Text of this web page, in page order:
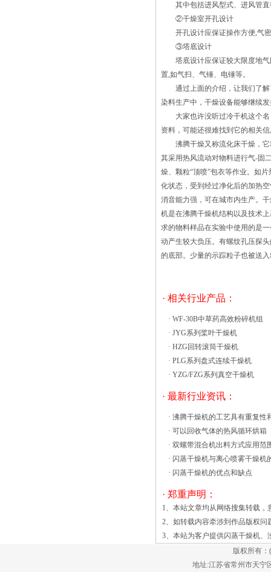
其中包括进风型式、进风管直
②干燥室开孔设计
开孔设计应保证操作方便,气密
③塔底设计
塔底设计应保证较大限度地气
置,如气扫、气锤、电锤等。
通过上面的介绍，让我们了解
染料生产中，干燥设备能够继续
大家也许没听过冷干机这个名
资料，可能还很难找到它的相关
沸腾干燥又称流化床干燥，它
其采用热风流动对物料进行气-固
燥、颗粒“顶喷”包衣等作业。
化状态，受到经过净化后的加热
消音能力强，可在城市内生产。
机是在沸腾干燥机结构以及技术
求的物料样品在实验中使用的是
动产生较大负压。有螺纹孔压探
的底部。少量的示踪粒子也被送
· 相关行业产品：
· WF-30B中草药高效粉碎机组
· JYG系列桨叶干燥机
· HZG回转滚筒干燥机
· PLG系列盘式连续干燥机
· YZG/FZG系列真空干燥机
· 最新行业资讯：
· 沸腾干燥机的工艺具有重复性
· 可以回收气体的热风循环烘箱
· 双螺带混合机出料方式应用范
· 闪蒸干燥机与离心喷雾干燥机
· 闪蒸干燥机的优点和缺点
· 郑重声明：
1、本站文章均从网络搜集转载
2、如转载内容牵涉到作品版权
3、本站为客户提供闪蒸干燥机、
版权所有
地址:江苏省常州市天宁